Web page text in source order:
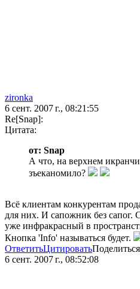
zironka
6 сент. 2007 г., 08:21:55
Re[Snap]:
Цитата:
от: Snap
А что, на верхнем
зъеканомило?
Всё клиентам конкурентам
для них. И сапожник без сапог.
уже инфракрасный в
Кнопка 'Info' называться будет.
ОтветитьЦитироватьПоделиться
6 сент. 2007 г., 08:52:08